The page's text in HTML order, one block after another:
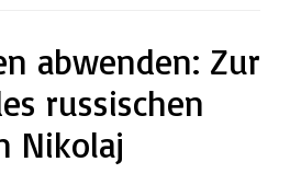
abwenden: Zur
russischen
Nikolaj